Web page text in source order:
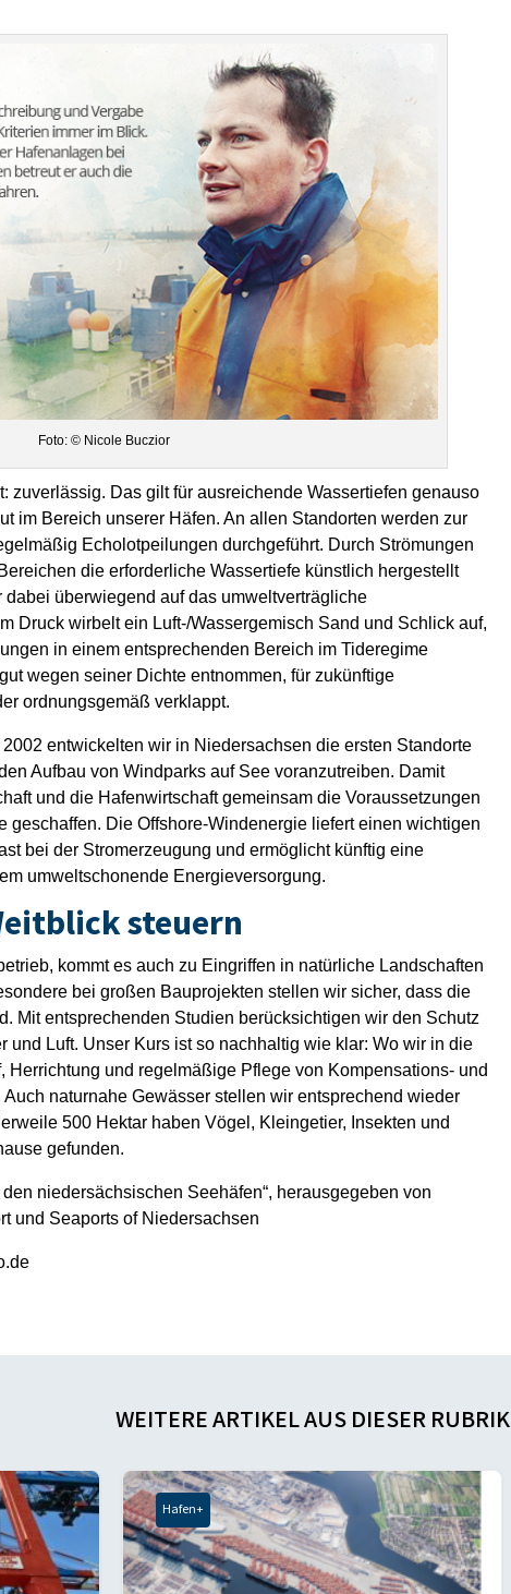
Foto: © Nicole Buczior
zuverlässig. Das gilt für ausreichende Wassertiefen genauso
im Bereich unserer Häfen. An allen Standorten werden zur
Echolotpeilungen durchgeführt. Durch Strömungen
die erforderliche Wasser­tiefe künstlich hergestellt
überwiegend auf das umweltverträgliche
Druck wirbelt ein Luft-/Wassergemisch Sand und Schlick auf,
in einem entspre­chenden Bereich im Tideregime
wegen seiner Dichte entnommen, für zukünftige
ordnungsgemäß verklappt.
entwickelten wir in Niedersachsen die ersten Standorte
Aufbau von Windparks auf See voranzutreiben. Damit
und die Hafenwirtschaft gemeinsam die Voraussetzungen
geschaffen. Die Offshore-Windenergie liefert einen wichti­gen
bei der Stromerzeugung und ermöglicht künftig eine
umweltschonende Energieversorgung.
steuern
kommt es auch zu Eingriffen in natürliche Landschaften
bei großen Bauprojekten stellen wir sicher, dass die
Mit entsprechenden Studien be­rücksichtigen wir den Schutz
und Luft. Unser Kurs ist so nachhaltig wie klar: Wo wir in die
Herrichtung und regelmäßige Pflege von Kompensations- und
naturnahe Gewässer stellen wir entsprechend wieder
500 Hektar haben Vögel, Kleingetier, Insekten und
gefunden.
niedersächsischen Seehäfen“, herausgegeben von
und Seaports of Niedersachsen
WEITERE ARTIKEL AUS DIESER RUBRIK
Hafen+